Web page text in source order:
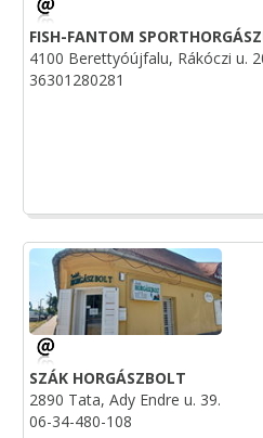
FISH-FANTOM
4100 Berettyóújfalu, Rákóczi u.
36301280281
SZÁK HORGÁSZBOLT
2890 Tata, Ady Endre u. 39.
06-34-480-108